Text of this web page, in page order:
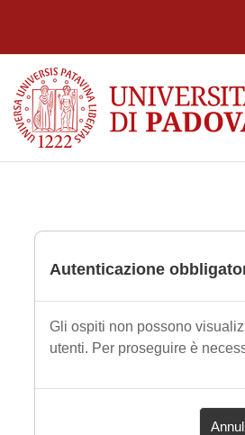
Autenticazione
Gli ospiti non possono
utenti. Per proseguire è